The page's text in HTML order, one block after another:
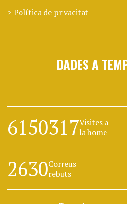
Política de privacitat
DADES A
6150317Visites a
la home
2630Correus
rebuts